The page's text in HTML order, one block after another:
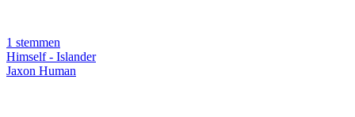
1 stemmen
Himself - Islander
Jaxon Human